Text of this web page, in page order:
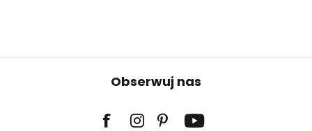
Obserwuj nas